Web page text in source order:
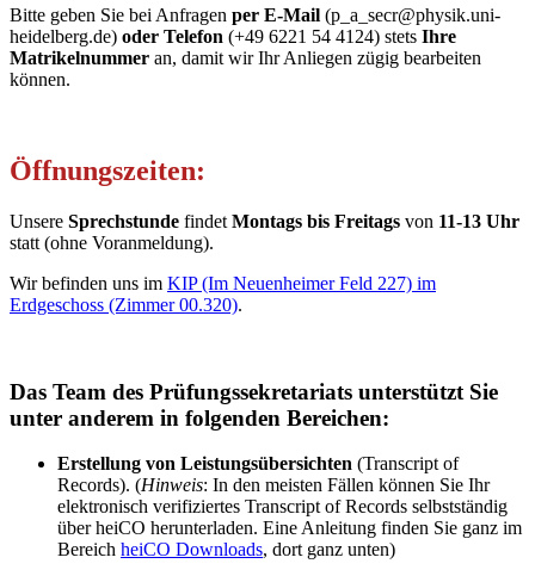
Bitte geben Sie bei Anfragen per E-Mail (p_a_secr@physik.uni-
heidelberg.de) oder Telefon (+49 6221 54 4124) stets Ihre
Matrikelnummer an, damit wir Ihr Anliegen zügig bearbeiten
können.
Öffnungszeiten:
Unsere Sprechstunde findet Montags bis Freitags von 11-13 Uhr
statt (ohne Voranmeldung).
Wir befinden uns im KIP (Im Neuenheimer Feld 227) im
Erdgeschoss (Zimmer 00.320).
Das Team des Prüfungssekretariats unterstützt Sie
unter anderem in folgenden Bereichen:
Erstellung von Leistungsübersichten (Transcript of
Records). (Hinweis: In den meisten Fällen können Sie Ihr
elektronisch verifiziertes Transcript of Records selbstständig
über heiCO herunterladen. Eine Anleitung finden Sie ganz im
Bereich heiCO Downloads, dort ganz unten)